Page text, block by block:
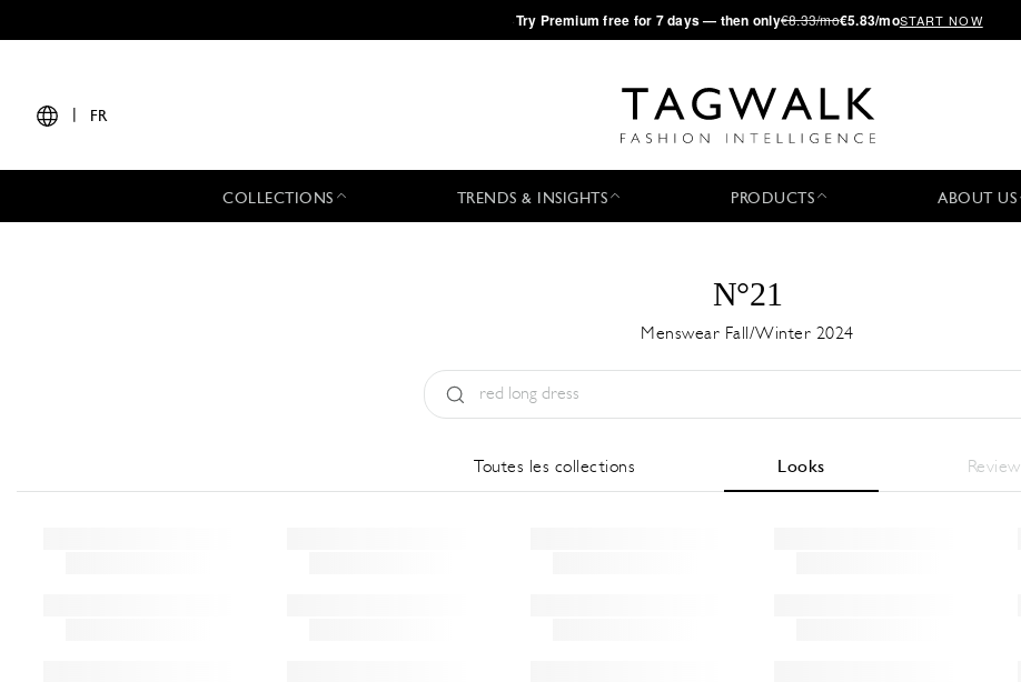
·Try Premium free for 7 days — then only€8.33/mo€5.83/moSTART NOW
FR
COLLECTIONS TRENDS & INSIGHTS PRODUCTS ABOUT US
N°21
Menswear Fall/Winter 2024
Toutes les collections Looks Review